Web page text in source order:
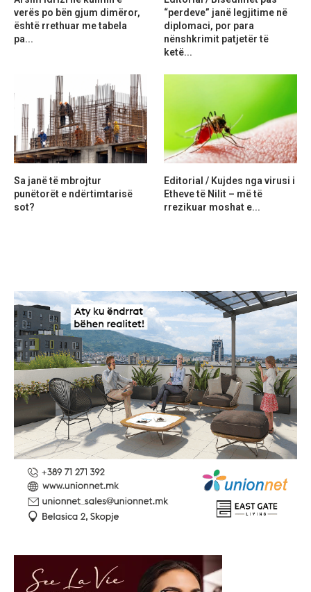
verës po bën gjum dimëror,
është rrethuar me tabela
pa...
“perdeve” janë legjitime në
diplomaci, por para
nënshkrimit patjetër të
ketë...
Sa janë të mbrojtur
punëtorët e ndërtimtarisë
sot?
Editorial / Kujdes nga virusi i
Etheve të Nilit – më të
rrezikuar moshat e...